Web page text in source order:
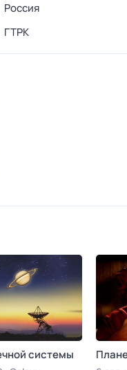
Россия
ГТРК
системы